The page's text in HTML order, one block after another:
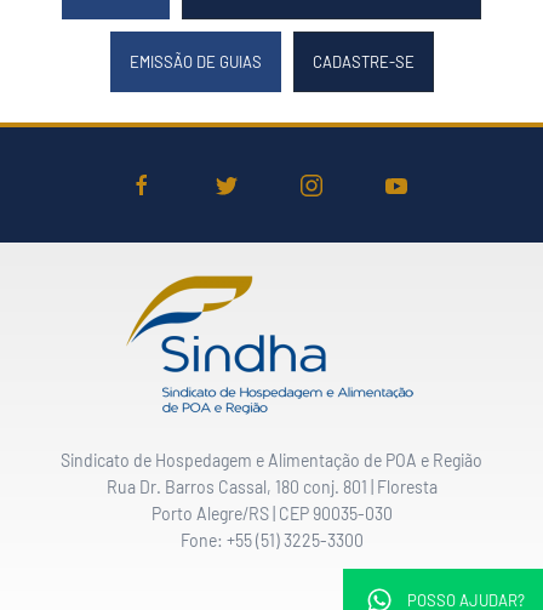
POSSO AJUDAR?
EMISSÃO DE GUIAS CADASTRE-SE
Sindicato de Hospedagem e Alimentação de POA e Região
Rua Dr. Barros Cassal, 180 conj. 801 | Floresta
Porto Alegre/RS | CEP 90035-030
Fone: +55 (51) 3225-3300